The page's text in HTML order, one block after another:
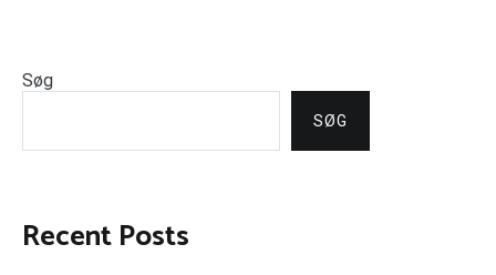
Søg
SØG
Recent Posts